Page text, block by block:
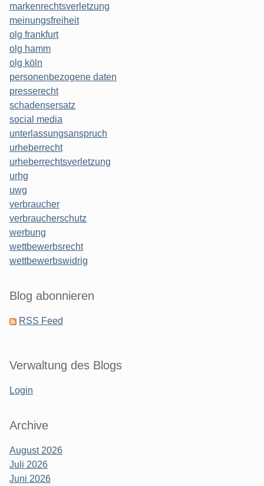
markenrechtsverletzung
meinungsfreiheit
olg frankfurt
olg hamm
olg köln
personenbezogene daten
presserecht
schadensersatz
social media
unterlassungsanspruch
urheberrecht
urheberrechtsverletzung
urhg
uwg
verbraucher
verbraucherschutz
werbung
wettbewerbsrecht
wettbewerbswidrig
Blog abonnieren
RSS Feed
Verwaltung des Blogs
Login
Archive
August 2026
Juli 2026
Juni 2026